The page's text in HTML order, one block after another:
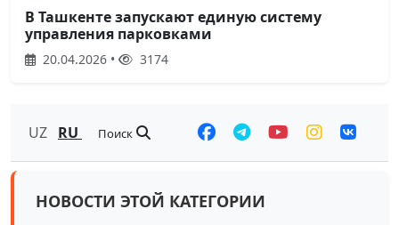
В Ташкенте запускают единую систему
управления парковками
20.04.2026 • 3174
UZ RU Поиск
НОВОСТИ ЭТОЙ КАТЕГОРИИ